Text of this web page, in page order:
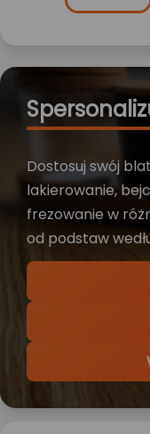
Dostosuj swój
lakierowanie,
frezowanie w
od podstaw